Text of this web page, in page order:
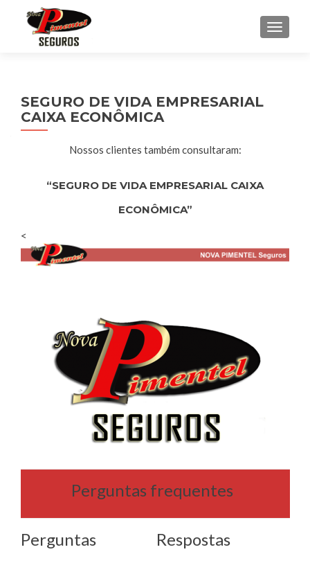
SEGURO DE VIDA EMPRESARIAL
CAIXA ECONÔMICA
Nossos clientes também consultaram:
“SEGURO DE VIDA EMPRESARIAL CAIXA
ECONÔMICA”
<
Perguntas frequentes
Perguntas Respostas